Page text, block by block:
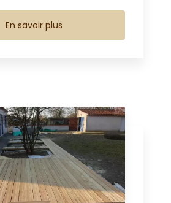
En savoir plus